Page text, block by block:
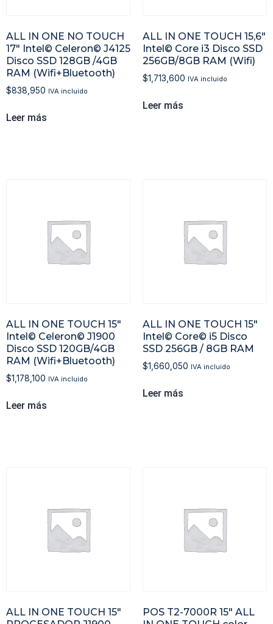
ALL IN ONE NO TOUCH
17″ Intel© Celeron© J4125
Disco SSD 128GB /4GB
RAM (Wifi+Bluetooth)
$838,950 IVA incluido
Leer más
ALL IN ONE TOUCH 15,6″
Intel© Core i3 Disco SSD
256GB/8GB RAM (Wifi)
$1,713,600 IVA incluido
Leer más
ALL IN ONE TOUCH 15″
Intel© Celeron© J1900
Disco SSD 120GB/4GB
RAM (Wifi+Bluetooth)
$1,178,100 IVA incluido
Leer más
ALL IN ONE TOUCH 15″
Intel© Core© i5 Disco
SSD 256GB / 8GB RAM
$1,660,050 IVA incluido
Leer más
ALL IN ONE TOUCH 15″
POS T2-7000R 15″ ALL